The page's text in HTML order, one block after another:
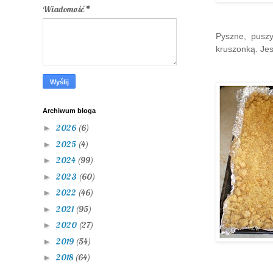
Pyszne,
kruszonką.
Wiadomość*
Archiwum bloga
► 2026 (6)
► 2025 (4)
► 2024 (99)
► 2023 (60)
► 2022 (46)
► 2021 (95)
► 2020 (27)
► 2019 (54)
► 2018 (64)